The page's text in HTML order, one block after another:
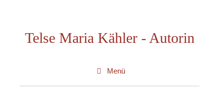
springenTelse Maria Kähler - Autorin
Menü